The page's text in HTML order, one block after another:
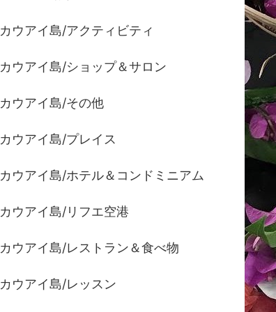
カウアイ島/アクティビティ
カウアイ島/ショップ＆サロン
カウアイ島/その他
カウアイ島/プレイス
カウアイ島/ホテル＆コンドミニアム
カウアイ島/リフエ空港
カウアイ島/レストラン＆食べ物
カウアイ島/レッスン